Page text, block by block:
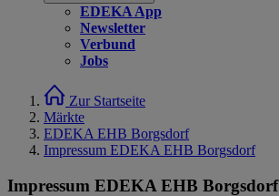
EDEKA App
Newsletter
Verbund
Jobs
Zur Startseite
Märkte
EDEKA EHB Borgsdorf
Impressum EDEKA EHB Borgsdorf
Impressum EDEKA EHB Borgsdorf